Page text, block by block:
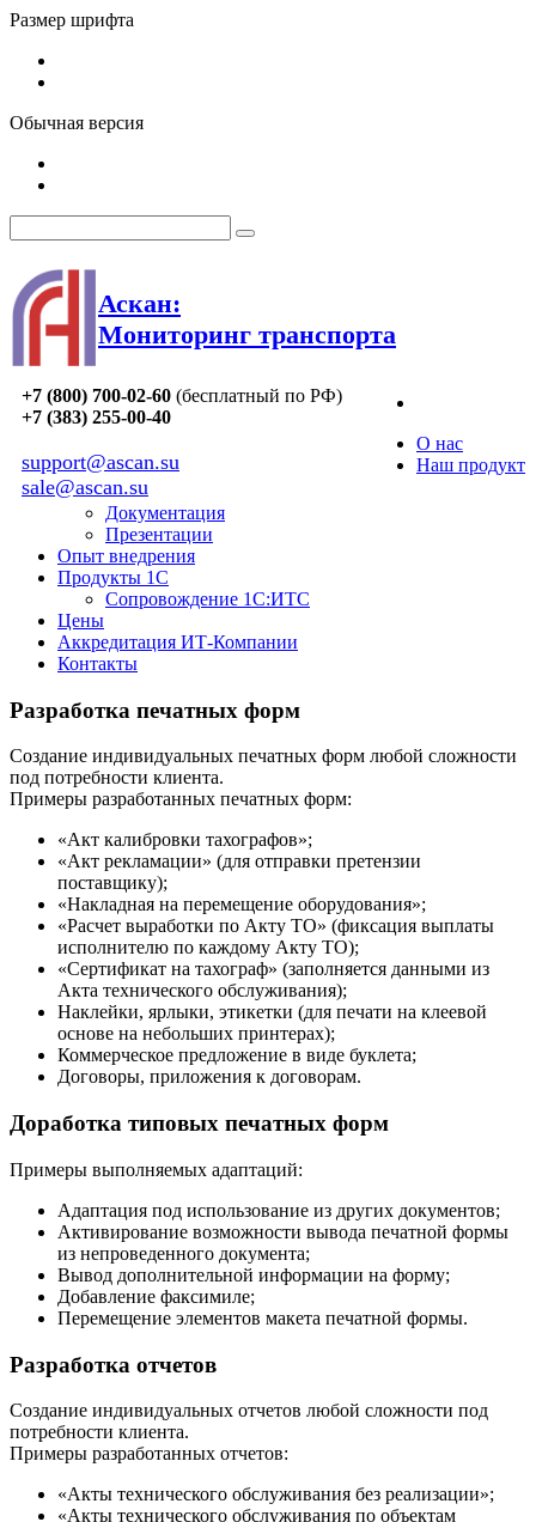
Размер шрифта
Обычная версия
Аскан:
Мониторинг транспорта
+7 (800) 700-02-60 (бесплатный по РФ)
+7 (383) 255-00-40
support@ascan.su
sale@ascan.su
О нас
Наш продукт
Документация
Презентации
Опыт внедрения
Продукты 1С
Сопровождение 1С:ИТС
Цены
Аккредитация ИТ-Компании
Контакты
Разработка печатных форм
Создание индивидуальных печатных форм любой сложности
под потребности клиента.
Примеры разработанных печатных форм:
«Акт калибровки тахографов»;
«Акт рекламации» (для отправки претензии
поставщику);
«Накладная на перемещение оборудования»;
«Расчет выработки по Акту ТО» (фиксация выплаты
исполнителю по каждому Акту ТО);
«Сертификат на тахограф» (заполняется данными из
Акта технического обслуживания);
Наклейки, ярлыки, этикетки (для печати на клеевой
основе на небольших принтерах);
Коммерческое предложение в виде буклета;
Договоры, приложения к договорам.
Доработка типовых печатных форм
Примеры выполняемых адаптаций:
Адаптация под использование из других документов;
Активирование возможности вывода печатной формы
из непроведенного документа;
Вывод дополнительной информации на форму;
Добавление факсимиле;
Перемещение элементов макета печатной формы.
Разработка отчетов
Создание индивидуальных отчетов любой сложности под
потребности клиента.
Примеры разработанных отчетов:
«Акты технического обслуживания без реализации»;
«Акты технического обслуживания по объектам